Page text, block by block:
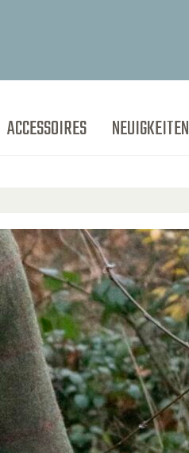
ACCESSOIRES NEUIGKEITEN